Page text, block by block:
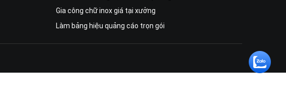
Gia công chữ inox giá tại xưởng
Làm bảng hiệu quảng cáo trọn gói